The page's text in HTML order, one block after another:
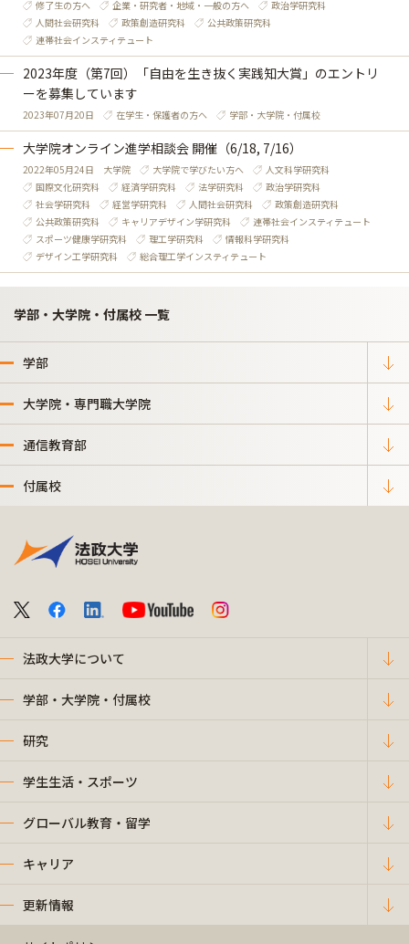
修了生の方へ
企業・研究者・地域・一般の方へ
政治学研究科
人間社会研究科
政策創造研究科
公共政策研究科
連帯社会インスティテュート
2023年度（第7回）「自由を生き抜く実践知大賞」のエントリ
ーを募集しています
2023年07月20日 在学生・保護者の方へ 学部・大学院・付属校
大学院オンライン進学相談会 開催（6/18, 7/16）
2022年05月24日 大学院 大学院で学びたい方へ
人文科学研究科
国際文化研究科
経済学研究科 法学研究科
政治学研究科
社会学研究科
経営学研究科 人間社会研究科
政策創造研究科
公共政策研究科
キャリアデザイン学研究科
連帯社会インスティテュート
スポーツ健康学研究科
理工学研究科
情報科学研究科
デザイン工学研究科
総合理工学インスティテュート
学部・大学院・付属校 一覧
学部
大学院・専門職大学院
通信教育部
付属校
法政大学について
学部・大学院・付属校
研究
学生生活・スポーツ
グローバル教育・留学
キャリア
更新情報